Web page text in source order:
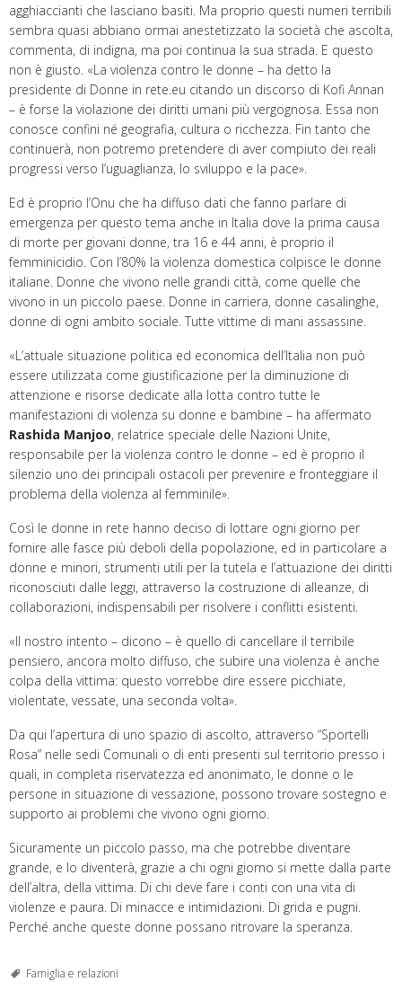
agghiaccianti che lasciano basiti. Ma proprio questi numeri terribili
sembra quasi abbiano ormai anestetizzato la società che ascolta,
commenta, di indigna, ma poi continua la sua strada. E questo
non è giusto. «La violenza contro le donne – ha detto la
presidente di Donne in rete.eu citando un discorso di Kofi Annan
– è forse la violazione dei diritti umani più vergognosa. Essa non
conosce confini né geografia, cultura o ricchezza. Fin tanto che
continuerà, non potremo pretendere di aver compiuto dei reali
progressi verso l’uguaglianza, lo sviluppo e la pace».
Ed è proprio l’Onu che ha diffuso dati che fanno parlare di
emergenza per questo tema anche in Italia dove la prima causa
di morte per giovani donne, tra 16 e 44 anni, è proprio il
femminicidio. Con l’80% la violenza domestica colpisce le donne
italiane. Donne che vivono nelle grandi città, come quelle che
vivono in un piccolo paese. Donne in carriera, donne casalinghe,
donne di ogni ambito sociale. Tutte vittime di mani assassine.
«L’attuale situazione politica ed economica dell’Italia non può
essere utilizzata come giustificazione per la diminuzione di
attenzione e risorse dedicate alla lotta contro tutte le
manifestazioni di violenza su donne e bambine – ha affermato
Rashida Manjoo, relatrice speciale delle Nazioni Unite,
responsabile per la violenza contro le donne – ed è proprio il
silenzio uno dei principali ostacoli per prevenire e fronteggiare il
problema della violenza al femminile».
Così le donne in rete hanno deciso di lottare ogni giorno per
fornire alle fasce più deboli della popolazione, ed in particolare a
donne e minori, strumenti utili per la tutela e l’attuazione dei diritti
riconosciuti dalle leggi, attraverso la costruzione di alleanze, di
collaborazioni, indispensabili per risolvere i conflitti esistenti.
«Il nostro intento – dicono – è quello di cancellare il terribile
pensiero, ancora molto diffuso, che subire una violenza è anche
colpa della vittima: questo vorrebbe dire essere picchiate,
violentate, vessate, una seconda volta».
Da qui l’apertura di uno spazio di ascolto, attraverso “Sportelli
Rosa” nelle sedi Comunali o di enti presenti sul territorio presso i
quali, in completa riservatezza ed anonimato, le donne o le
persone in situazione di vessazione, possono trovare sostegno e
supporto ai problemi che vivono ogni giorno.
Sicuramente un piccolo passo, ma che potrebbe diventare
grande, e lo diventerà, grazie a chi ogni giorno si mette dalla parte
dell’altra, della vittima. Di chi deve fare i conti con una vita di
violenze e paura. Di minacce e intimidazioni. Di grida e pugni.
Perché anche queste donne possano ritrovare la speranza.
Famiglia e relazioni